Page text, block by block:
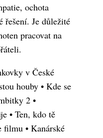
ochota
řešení. Je důležité
pracovat na
v České
houby • Kde se
2 •
• Ten, kdo tě
filmu • Kanárské